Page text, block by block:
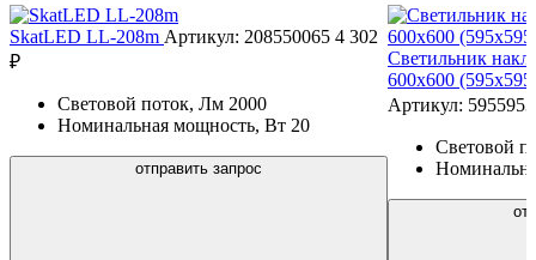
SkatLED LL-208m Артикул: 208550065 4 302
₽
Световой поток, Лм 2000
Номинальная мощность, Вт 20
отправить запрос
Светильник
600х600
Артикул:
Световой